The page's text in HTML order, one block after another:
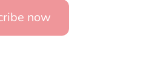
now